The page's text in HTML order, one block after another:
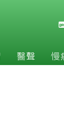
醫聲 慢